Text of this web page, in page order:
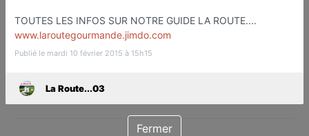
Favori Contacter
TOUTES LES INFOS SUR NOTRE GUIDE LA ROUTE....
www.laroutegourmande.jimdo.com
Publié le mardi 10 février 2015 à 15h15
La Route...03
Fermer